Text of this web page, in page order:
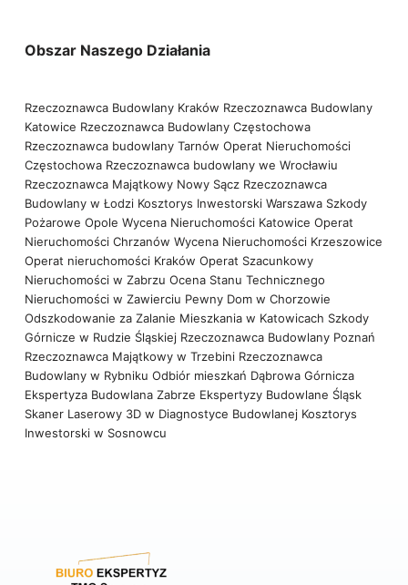
Obszar Naszego Działania
Rzeczoznawca Budowlany Kraków Rzeczoznawca Budowlany
Katowice Rzeczoznawca Budowlany Częstochowa
Rzeczoznawca budowlany Tarnów Operat Nieruchomości
Częstochowa Rzeczoznawca budowlany we Wrocławiu
Rzeczoznawca Majątkowy Nowy Sącz Rzeczoznawca
Budowlany w Łodzi Kosztorys Inwestorski Warszawa Szkody
Pożarowe Opole Wycena Nieruchomości Katowice Operat
Nieruchomości Chrzanów Wycena Nieruchomości Krzeszowice
Operat nieruchomości Kraków Operat Szacunkowy
Nieruchomości w Zabrzu Ocena Stanu Technicznego
Nieruchomości w Zawierciu Pewny Dom w Chorzowie
Odszkodowanie za Zalanie Mieszkania w Katowicach Szkody
Górnicze w Rudzie Śląskiej Rzeczoznawca Budowlany Poznań
Rzeczoznawca Majątkowy w Trzebini Rzeczoznawca
Budowlany w Rybniku Odbiór mieszkań Dąbrowa Górnicza
Ekspertyza Budowlana Zabrze Ekspertyzy Budowlane Śląsk
Skaner Laserowy 3D w Diagnostyce Budowlanej Kosztorys
Inwestorski w Sosnowcu